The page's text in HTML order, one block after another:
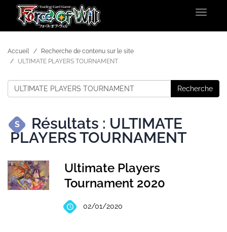
Toggle
Accueil
Recherche de contenu sur le site
ULTIMATE PLAYERS TOURNAMENT
Recherche
S Résultats : ULTIMATE
PLAYERS TOURNAMENT
Ultimate Players
Tournament 2020
02/01/2020